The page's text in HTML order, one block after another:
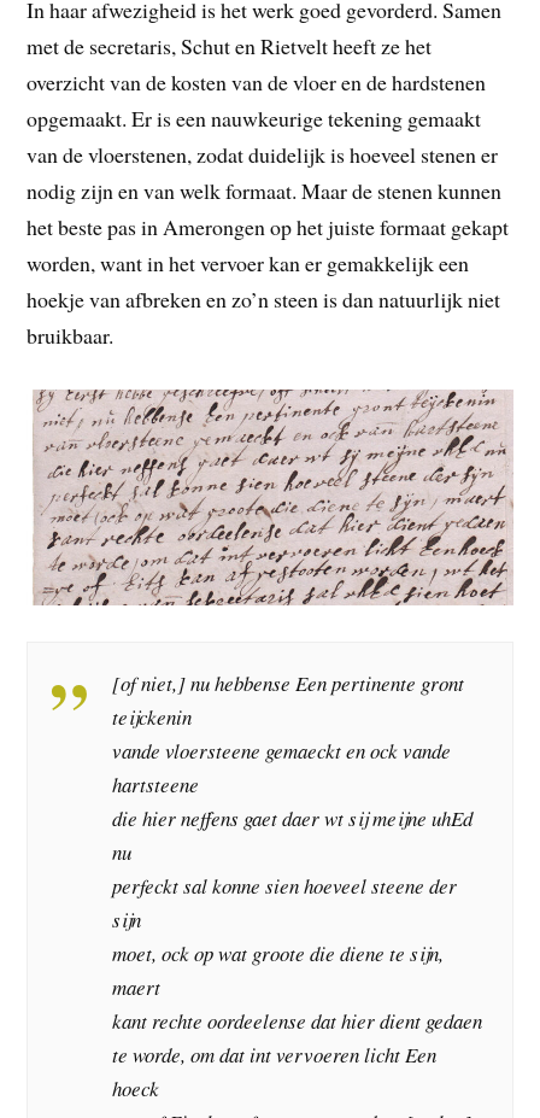
In haar afwezigheid is het werk goed gevorderd. Samen
met de secretaris, Schut en Rietvelt heeft ze het
overzicht van de kosten van de vloer en de hardstenen
opgemaakt. Er is een nauwkeurige tekening gemaakt
van de vloerstenen, zodat duidelijk is hoeveel stenen er
nodig zijn en van welk formaat. Maar de stenen kunnen
het beste pas in Amerongen op het juiste formaat gekapt
worden, want in het vervoer kan er gemakkelijk een
hoekje van afbreken en zo’n steen is dan natuurlijk niet
bruikbaar.
[of niet,] nu hebbense Een pertinente gront
teijckenin
vande vloersteene gemaeckt en ock vande
hartsteene
die hier neffens gaet daer wt sij meijne uhEd
nu
perfeckt sal konne sien hoeveel steene der
sijn
moet, ock op wat groote die diene te sijn,
maert
kant rechte oordeelense dat hier dient gedaen
te worde, om dat int vervoeren licht Een
hoeck